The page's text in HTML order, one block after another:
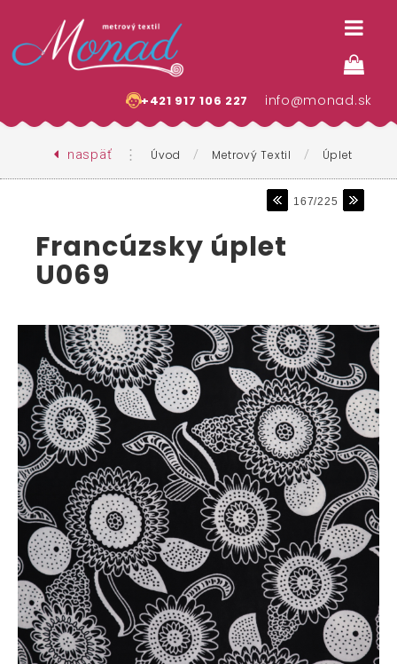
+421 917 106 227 info@monad.sk
naspäť ⋮ Úvod / Metrový Textil / Úplet
167/225
Francúzsky úplet
U069